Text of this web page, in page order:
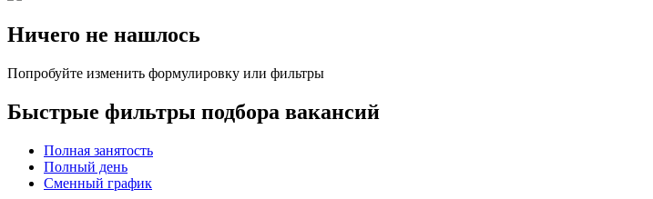
Ничего не нашлось
Попробуйте изменить формулировку или фильтры
Быстрые фильтры подбора вакансий
Полная занятость
Полный день
Сменный график